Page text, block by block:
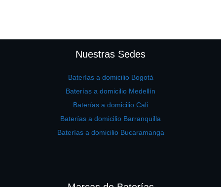
Nuestras Sedes
Baterías a domicilio Bogotá
Baterías a domicilio Medellín
Baterías a domicilio Cali
Baterías a domicilio Barranquilla
Baterías a domicilio Bucaramanga